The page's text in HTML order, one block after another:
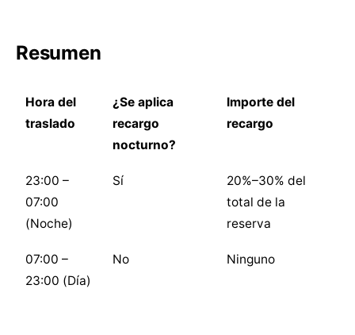
Resumen
Hora del
traslado
¿Se aplica
recargo
nocturno?
Importe del
recargo
23:00 –
07:00
(Noche)
Sí
20%–30% del
total de la
reserva
07:00 –
23:00 (Día)
No Ninguno